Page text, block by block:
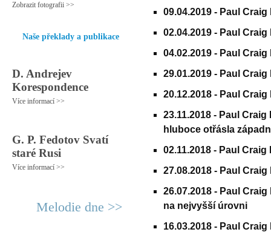
Zobrazit fotografii >>
Naše překlady a publikace
D. Andrejev
Korespondence
Více informací >>
G. P. Fedotov Svatí
staré Rusi
Více informací >>
Melodie dne >>
09.04.2019 - Paul
02.04.2019 - Paul
04.02.2019 - Paul Craig
29.01.2019 - Paul
20.12.2018 - Paul
23.11.2018 - Paul Craig
hluboce otřásla
02.11.2018 - Paul
27.08.2018 - Paul
26.07.2018 - Paul
na nejvyšší úrovni
16.03.2018 - Paul